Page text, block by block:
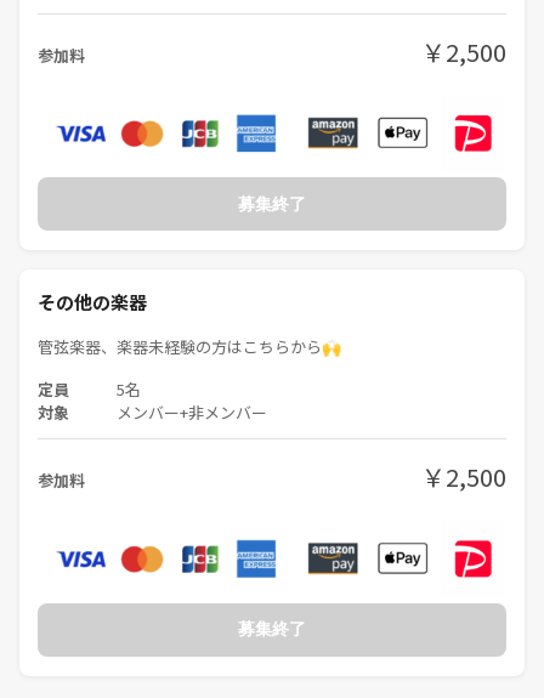
参加料 ￥2,500
募集終了
その他の楽器
管弦楽器、楽器未経験の方はこちらから🙌
定員 5名
対象 メンバー+非メンバー
参加料 ￥2,500
募集終了